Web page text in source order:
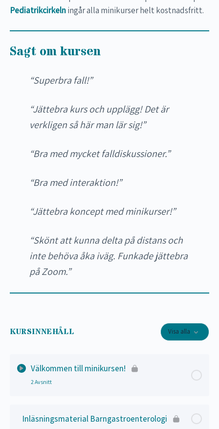
Pediatrikcirkelningår alla minikurser helt kostnadsfritt.
Sagt om kursen
“Superbra fall!”
“Jättebra kurs och upplägg! Det är
verkligen så här man lär sig!”
“Bra med mycket falldiskussioner.”
“Bra med interaktion!”
“Jättebra koncept med minikurser!”
“Skönt att kunna delta på distans och
inte behöva åka iväg. Funkade jättebra
på Zoom.”
KURSINNEHÅLL Visa alla
Välkommen till minikursen!
2 Avsnitt
Inläsningsmaterial Barngastroenterologi